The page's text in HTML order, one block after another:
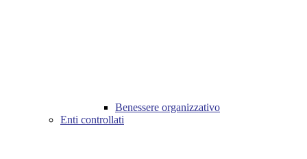
Benessere organizzativo
Enti controllati